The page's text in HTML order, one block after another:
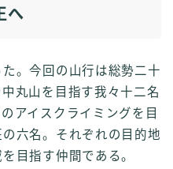
へ
。今回の山行は総勢二十
丸山を目指す我々十二名
アイスクライミングを目
六名。それぞれの目的地
目指す仲間である。